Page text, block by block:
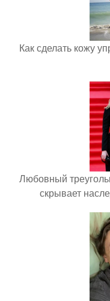
Как сделать кожу
Любовный
скрывает